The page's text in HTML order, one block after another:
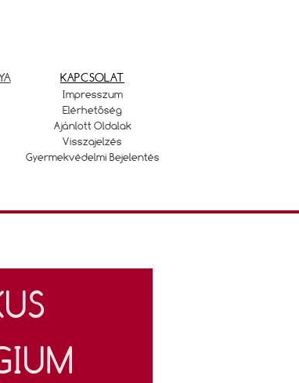
KAPCSOLAT
Impresszum
Elérhetőség
Ajánlott Oldalak
Visszajelzés
Gyermekvédelmi Bejelentés